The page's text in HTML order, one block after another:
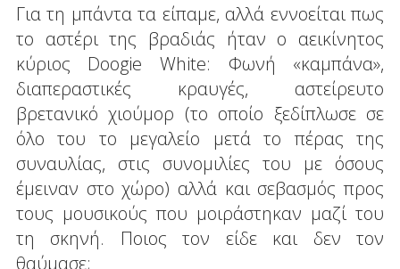
Για τη μπάντα τα είπαμε, αλλά εννοείται πως
το αστέρι της βραδιάς ήταν ο αεικίνητος
κύριος Doogie White: Φωνή «καμπάνα»,
διαπεραστικές κραυγές, αστείρευτο
βρετανικό χιούμορ (το οποίο ξεδίπλωσε σε
όλο του το μεγαλείο μετά το πέρας της
συναυλίας, στις συνομιλίες του με όσους
έμειναν στο χώρο) αλλά και σεβασμός προς
τους μουσικούς που μοιράστηκαν μαζί του
τη σκηνή. Ποιος τον είδε και δεν τον
θαύμασε;